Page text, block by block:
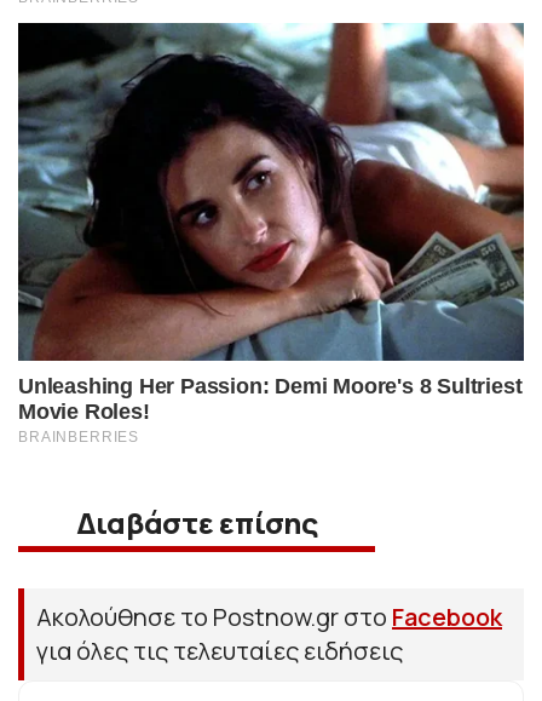
Διαβάστε επίσης
Ακολούθησε το Postnow.gr στο Facebook
για όλες τις τελευταίες ειδήσεις